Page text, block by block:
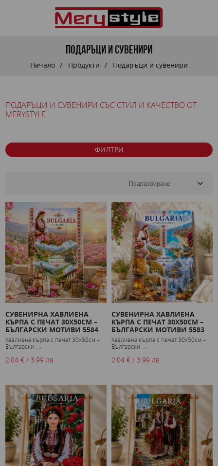
Подаръци и сувенири
Начало Продукти Подаръци и сувенири
ПОДАРЪЦИ И СУВЕНИРИ СЪС СТИЛ И КАЧЕСТВО ОТ
MERYSTYLE
ФИЛТРИ
СУВЕНИРНА ХАВЛИЕНА
КЪРПА С ПЕЧАТ 30X50СМ –
БЪЛГАРСКИ МОТИВИ 5584
Хавлиена кърпа с печат 30x50см –
Български ...
2.04 € / 3.99 лв.
СУВЕНИРНА ХАВЛИЕНА
КЪРПА С ПЕЧАТ 30X50СМ –
БЪЛГАРСКИ МОТИВИ 5583
Хавлиена кърпа с печат 30x50см –
Български ...
2.04 € / 3.99 лв.